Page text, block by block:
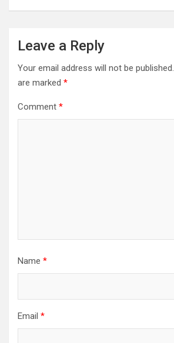
Leave a Reply
Your email address will not be published.
are marked *
Comment *
Name *
Email *